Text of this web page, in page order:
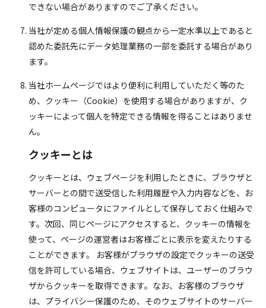
できない場合がありますのでご了承ください。
当社が定める個人情報保護の観点から一定水準以上であると
認めた委託先にデータ処理業務の一部を委託する場合があり
ます。
当社ホームページではより便利に利用していただく等のた
め、クッキー（Cookie）を使用する場合がありますが、ク
ッキーによって個人を特定できる情報を得ることはありませ
ん。
クッキーとは
クッキーとは、ウェブページを利用したときに、ブラウザと
サーバーとの間で送受信した利用履歴や入力内容などを、お
客様のコンピュータにファイルとして保存しておく仕組みで
す。次回、同じページにアクセスすると、クッキーの情報を
使って、ページの運営者はお客様ごとに表示を変えたりする
ことができます。 お客様がブラウザの設定でクッキーの送受
信を許可している場合、ウェブサイトは、ユーザーのブラウ
ザからクッキーを取得できます。なお、お客様のブラウザ
は、プライバシー保護のため、そのウェブサイトのサーバー